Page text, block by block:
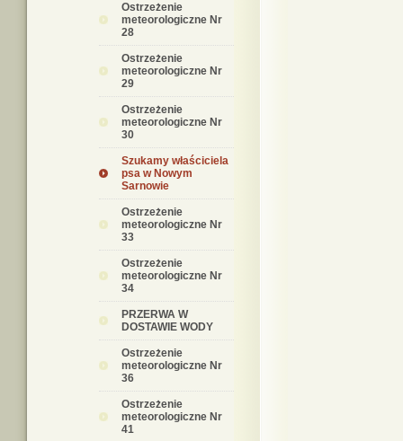
Ostrzeżenie
meteorologiczne Nr
28
Ostrzeżenie
meteorologiczne Nr
29
Ostrzeżenie
meteorologiczne Nr
30
Szukamy właściciela
psa w Nowym
Sarnowie
Ostrzeżenie
meteorologiczne Nr
33
Ostrzeżenie
meteorologiczne Nr
34
PRZERWA W
DOSTAWIE WODY
Ostrzeżenie
meteorologiczne Nr
36
Ostrzeżenie
meteorologiczne Nr
41